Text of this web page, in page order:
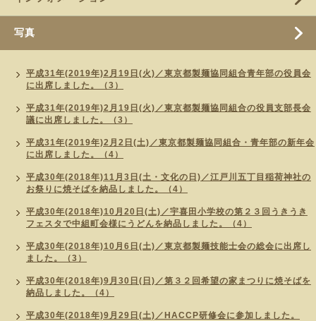
写真
平成31年(2019年)2月19日(火)／東京都製麺協同組合青年部の役員会
に出席しました。（3）
平成31年(2019年)2月19日(火)／東京都製麺協同組合の役員支部長会
議に出席しました。（3）
平成31年(2019年)2月2日(土)／東京都製麺協同組合・青年部の新年会
に出席しました。（4）
平成30年(2018年)11月3日(土・文化の日)／江戸川五丁目稲荷神社の
お祭りに焼そばを納品しました。（4）
平成30年(2018年)10月20日(土)／宇喜田小学校の第２３回うきうき
フェスタで中組町会様にうどんを納品しました。（4）
平成30年(2018年)10月6日(土)／東京都製麺技能士会の総会に出席し
ました。（3）
平成30年(2018年)9月30日(日)／第３２回希望の家まつりに焼そばを
納品しました。（4）
平成30年(2018年)9月29日(土)／HACCP研修会に参加しました。